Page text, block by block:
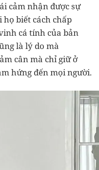
cảm nhận được sự
biết cách chấp
cá tính của bản
là lý do mà
cân mà chỉ giữ ở
hứng đến mọi người.